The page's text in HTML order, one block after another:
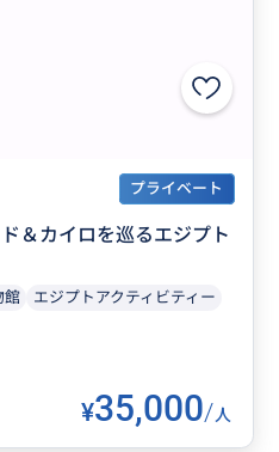
プライベート
＆カイロを巡るエジプト
館
エジプトアクティビティー
¥35,000/人